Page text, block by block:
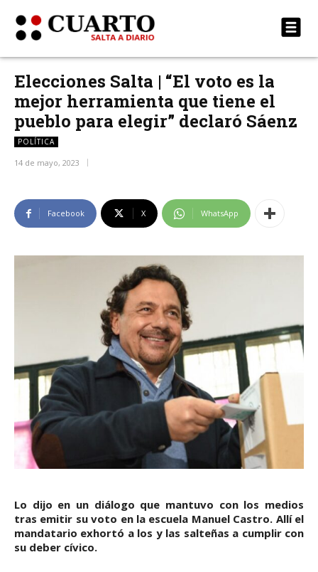
Elecciones Salta | “El voto es la
mejor herramienta que tiene el
pueblo para elegir” declaró Sáenz
POLÍTICA
14 de mayo, 2023
Facebook X WhatsApp
Lo dijo en un diálogo que mantuvo con los medios
tras emitir su voto en la escuela Manuel Castro. Allí el
mandatario exhortó a los y las salteñas a cumplir con
su deber cívico.